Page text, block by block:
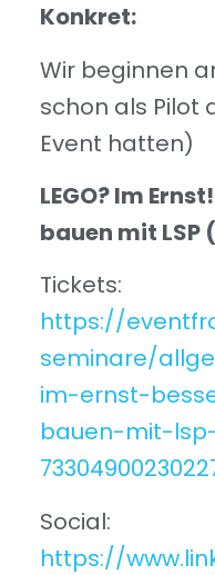
Konkret:
Wir beginnen
schon als Pilot
Event hatten)
LEGO? Im
bauen mit LSP
Tickets:
https://
seminare/
im-ernst-
bauen-mit-
Social:
https://